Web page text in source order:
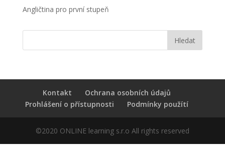
Angličtina pro první stupeň
Kontakt
Ochrana osobních údajů
Prohlášení o přístupnosti
Podmínky použítí
©2020 ONLINE learning s.r.o All rights reserved